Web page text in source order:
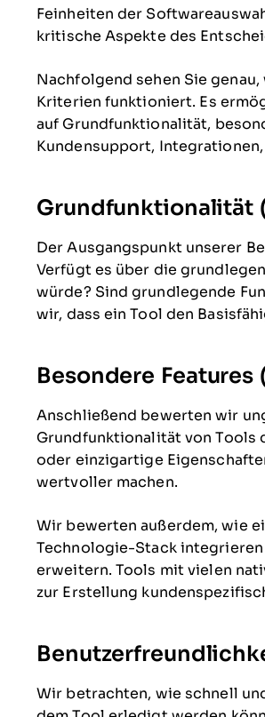
Feinheiten der
kritische Aspekte des
Nachfolgend sehen Sie
Kriterien funktioniert. Es
auf Grundfunktionalität,
Kundensupport,
Grundfunktionalität
Der Ausgangspunkt unserer
Verfügt es über die
würde? Sind grundlegende
wir, dass ein Tool den
Besondere
Anschließend bewerten wir
Grundfunktionalität von Tools
oder einzigartige
wertvoller machen.
Wir bewerten außerdem, wie
Technologie-Stack
erweitern. Tools mit vielen
zur Erstellung
Wir betrachten, wie schnell